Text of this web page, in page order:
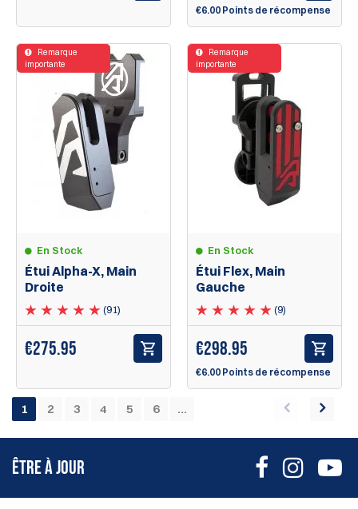
€6.00 Points de récompense
En Stock
Étui Alpha-X, Main
Droite
(91)
Remarque
importante
€275.95
En Stock
Étui Flex, Main
Gauche
(9)
Remarque
importante
€298.95
€6.00 Points de récompense
1 2 3 4 5 6 ...
ÊTRE À JOUR